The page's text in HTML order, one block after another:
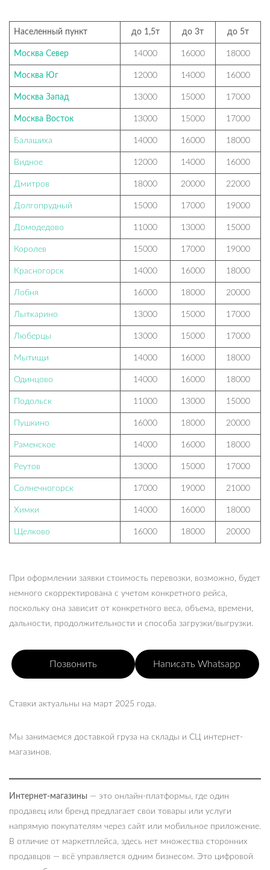
Населенный пункт до 1,5т до 3т до 5т
Москва Север 14000 16000 18000
Москва Юг 12000 14000 16000
Москва Запад 13000 15000 17000
Москва Восток 13000 15000 17000
Балашиха 14000 16000 18000
Видное 12000 14000 16000
Дмитров 18000 20000 22000
Долгопрудный 15000 17000 19000
Домодедово 11000 13000 15000
Королев 15000 17000 19000
Красногорск 14000 16000 18000
Лобня 16000 18000 20000
Лыткарино 13000 15000 17000
Люберцы 13000 15000 17000
Мытищи 14000 16000 18000
Одинцово 14000 16000 18000
Подольск 11000 13000 15000
Пушкино 16000 18000 20000
Раменское 14000 16000 18000
Реутов 13000 15000 17000
Солнечногорск 17000 19000 21000
Химки 14000 16000 18000
Щелково 16000 18000 20000
При оформлении заявки стоимость перевозки, возможно, будет
немного скорректирована с учетом конкретного рейса,
поскольку она зависит от конкретного веса, объема, времени,
дальности, продолжительности и способа загрузки/выгрузки.
Позвонить Написать Whatsapp
Ставки актуальны на март 2025 года.
Мы занимаемся доставкой груза на склады и СЦ интернет-
магазинов.
Интернет-магазины — это онлайн-платформы, где один
продавец или бренд предлагает свои товары или услуги
напрямую покупателям через сайт или мобильное приложение.
В отличие от маркетплейса, здесь нет множества сторонних
продавцов — всё управляется одним бизнесом. Это цифровой